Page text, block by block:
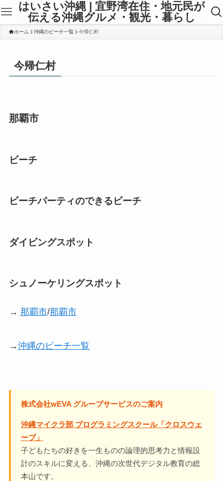
はいさい沖縄 | 宜野湾在住・地元民が
伝える沖縄グルメ・観光・暮らし
ホーム 沖縄のビーチ一覧 今帰仁村
今帰仁村
那覇市
ビーチ
ビーチパーティのできるビーチ
ダイビングスポット
シュノーケリングスポット
→ 那覇市/那覇市
→沖縄のビーチ一覧
株式会社wEVA グループサービスのご案内
沖縄マイクラ部 プログラミングスクール「クロスウェ
ーブ」
子どもたちの好きを一生ものの論理的思考力と情報設
計のスキルに変える、沖縄の次世代デジタル教育の総
本山です。